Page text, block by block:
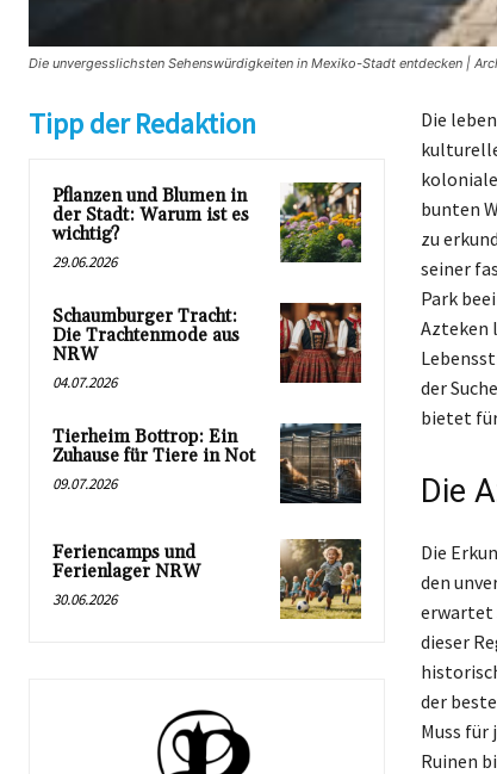
Die unvergesslichsten Sehenswürdigkeiten in Mexiko-Stadt entdecken |
Tipp der Redaktion
Pflanzen und Blumen in
der Stadt: Warum ist es
wichtig?
29.06.2026
Schaumburger Tracht:
Die Trachtenmode aus
NRW
04.07.2026
Tierheim Bottrop: Ein
Zuhause für Tiere in Not
09.07.2026
Feriencamps und
Ferienlager NRW
30.06.2026
Die
bunten
zu
seiner
Park
Azteken
der
bietet
Die
Die
den
erwartet
dieser
der
Muss für
Ruinen